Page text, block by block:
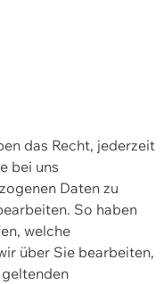
das Recht, jederzeit
bei uns
Daten zu
So haben
welche
über Sie bearbeiten,